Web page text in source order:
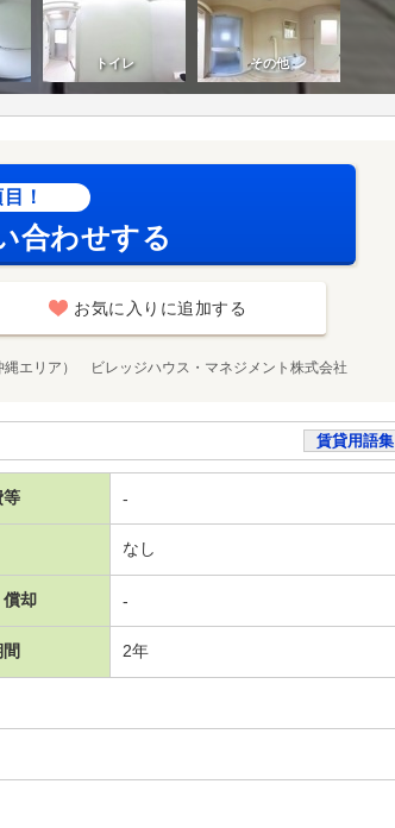
！
合わせする
お気に入りに追加する
エリア） ビレッジハウス・マネジメント株式会社
賃貸用語集
等 -
なし
却 -
2年